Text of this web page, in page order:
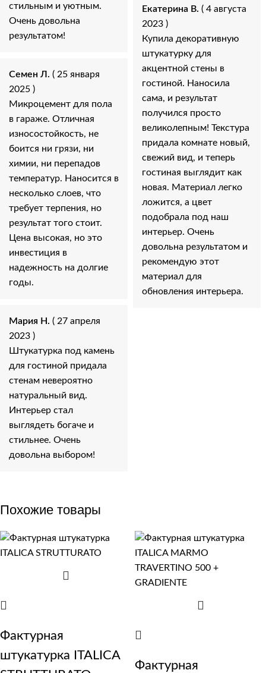
стильным и уютным.
Очень довольна
результатом!
Семен Л. ( 25 января
2025 )
Микроцемент для пола
в гараже. Отличная
износостойкость, не
боится ни грязи, ни
химии, ни перепадов
температур. Наносится в
несколько слоев, что
требует терпения, но
результат того стоит.
Цена высокая, но это
инвестиция в
надежность на долгие
годы.
Мария Н. ( 27 апреля
2023 )
Штукатурка под камень
для гостиной придала
стенам невероятно
натуральный вид.
Интерьер стал
выглядеть богаче и
стильнее. Очень
довольна выбором!
Екатерина В. ( 4 августа
2023 )
Купила декоративную
штукатурку для
акцентной стены в
гостиной. Наносила
сама, и результат
получился просто
великолепным! Текстура
придала комнате новый,
свежий вид, и теперь
гостиная выглядит как
новая. Материал легко
ложится, а цвет
подобрала под наш
интерьер. Очень
довольна результатом и
рекомендую этот
материал для
обновления интерьера.
Похожие товары
Фактурная
штукатурка ITALICA
Фактурная